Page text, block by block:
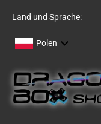
Land und Sprache:
Polen